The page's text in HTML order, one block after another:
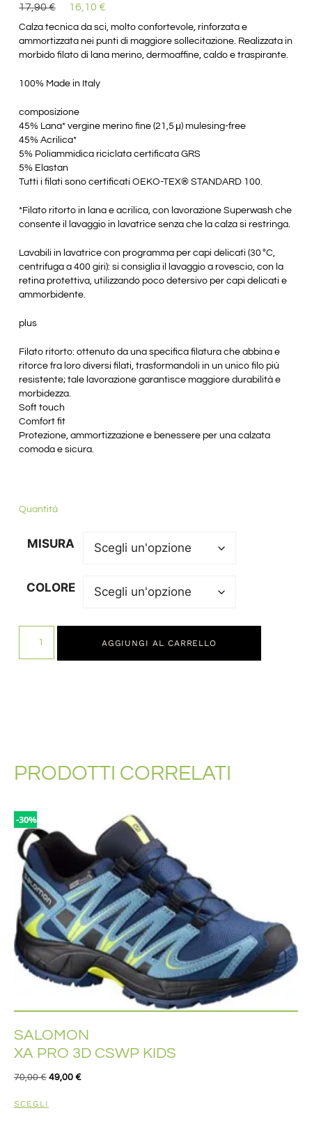
17,90€ 16,10 €
Calza tecnica da sci, molto confortevole, rinforzata e
ammortizzata nei punti di maggiore sollecitazione. Realizzata in
morbido filato di lana merino, dermoaffine, caldo e traspirante.
100% Made in Italy
composizione
45% Lana* vergine merino fine (21,5 μ) mulesing-free
45% Acrilica*
5% Poliammidica riciclata certificata GRS
5% Elastan
Tutti i filati sono certificati OEKO-TEX® STANDARD 100.
*Filato ritorto in lana e acrilica, con lavorazione Superwash che
consente il lavaggio in lavatrice senza che la calza si restringa.
Lavabili in lavatrice con programma per capi delicati (30 °C,
centrifuga a 400 giri): si consiglia il lavaggio a rovescio, con la
retina protettiva, utilizzando poco detersivo per capi delicati e
ammorbidente.
plus
Filato ritorto: ottenuto da una specifica filatura che abbina e
ritorce fra loro diversi filati, trasformandoli in un unico filo più
resistente; tale lavorazione garantisce maggiore durabilità e
morbidezza.
Soft touch
Comfort fit
Protezione, ammortizzazione e benessere per una calzata
comoda e sicura.
Quantità
MISURA
COLORE
AGGIUNGI AL CARRELLO
PRODOTTI CORRELATI
-30%
SALOMON
XA PRO 3D CSWP KIDS
70,00€ 49,00 €
SCEGLI